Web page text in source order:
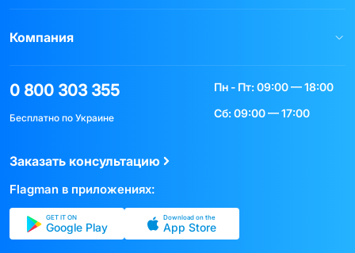
Компания
0 800 303 355
Бесплатно по Украине
Пн - Пт: 09:00 — 18:00
Сб: 09:00 — 17:00
Заказать консультацию
Flagman в приложениях:
GET IT ON
Google Play
Download on the
App Store